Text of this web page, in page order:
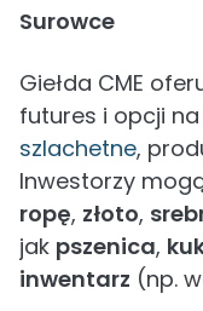
Surowce
Giełda CME
futures i opcji
szlachetne,
Inwestorzy
ropę, złoto,
jak pszenica,
inwentarz (np.